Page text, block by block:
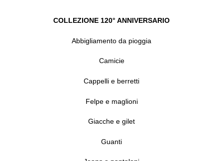
COLLEZIONE 120° ANNIVERSARIO
Abbigliamento da pioggia
Camicie
Cappelli e berretti
Felpe e maglioni
Giacche e gilet
Guanti